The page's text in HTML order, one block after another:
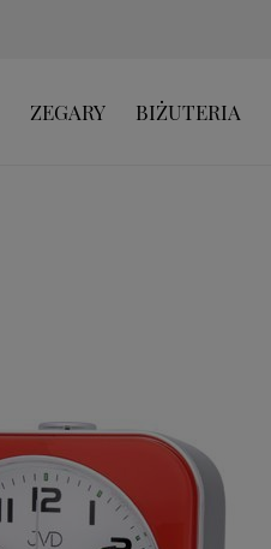
ZEGARY BIŻUTERIA